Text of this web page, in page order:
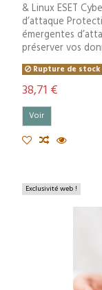
& Linux ESET
d’attaque
émergentes
préserver vos
Rupture de stock
38,71 €
Voir
Exclusivité web !